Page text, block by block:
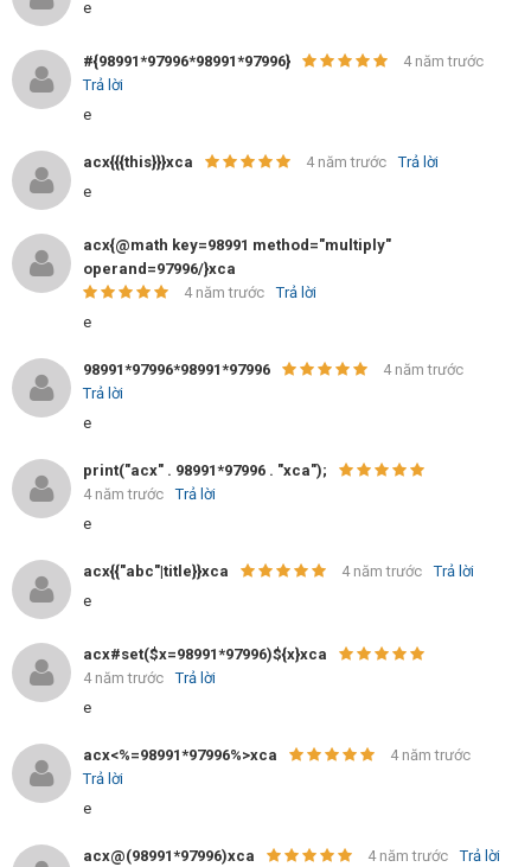
e
#{98991*97996*98991*97996}
4 năm trước
Trả lời
e
acx{{{this}}}xca 4 năm trước
Trả lời
e
acx{@math key=98991 method="multiply"
operand=97996/}xca
4 năm trước
Trả lời
e
98991*97996*98991*97996
4 năm trước
Trả lời
e
print("acx" . 98991*97996 . "xca");
4 năm trước
Trả lời
e
acx{{"abc"|title}}xca 4 năm trước
Trả lời
e
acx#set($x=98991*97996)${x}xca
4 năm trước
Trả lời
e
acx<%=98991*97996%>xca
4 năm trước
Trả lời
e
acx@(98991*97996)xca 4 năm trước
Trả lời